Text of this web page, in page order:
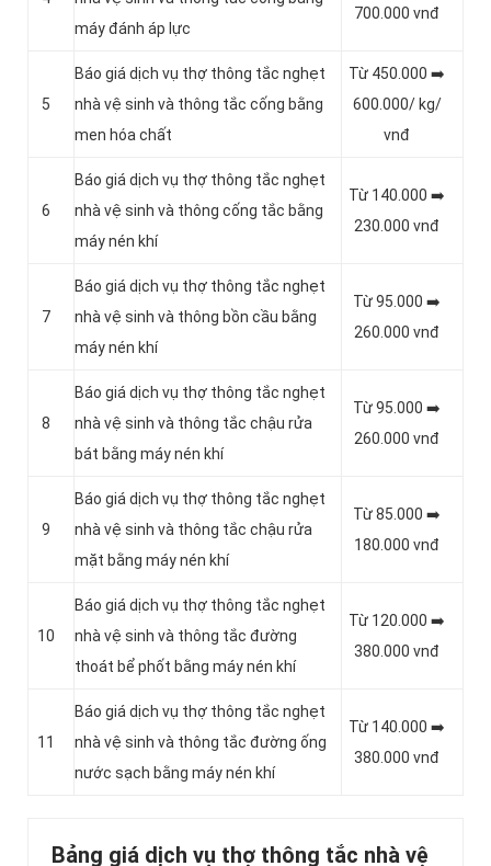
máy đánh áp lực
700.000 vnđ
5
Báo giá dịch vụ thợ thông tắc nghẹt
nhà vệ sinh và thông tắc cống bằng
men hóa chất
Từ 450.000 ➡️
600.000/ kg/
vnđ
6
Báo giá dịch vụ thợ thông tắc nghẹt
nhà vệ sinh và thông cống tắc bằng
máy nén khí
Từ 140.000 ➡️
230.000 vnđ
7
Báo giá dịch vụ thợ thông tắc nghẹt
nhà vệ sinh và thông bồn cầu bằng
máy nén khí
Từ 95.000 ➡️
260.000 vnđ
8
Báo giá dịch vụ thợ thông tắc nghẹt
nhà vệ sinh và thông tắc chậu rửa
bát bằng máy nén khí
Từ 95.000 ➡️
260.000 vnđ
9
Báo giá dịch vụ thợ thông tắc nghẹt
nhà vệ sinh và thông tắc chậu rửa
mặt bằng máy nén khí
Từ 85.000 ➡️
180.000 vnđ
10
Báo giá dịch vụ thợ thông tắc nghẹt
nhà vệ sinh và thông tắc đường
thoát bể phốt bằng máy nén khí
Từ 120.000 ➡️
380.000 vnđ
11
Báo giá dịch vụ thợ thông tắc nghẹt
nhà vệ sinh và thông tắc đường ống
nước sạch bằng máy nén khí
Từ 140.000 ➡️
380.000 vnđ
Bảng giá dịch vụ thợ thông tắc nhà vệ